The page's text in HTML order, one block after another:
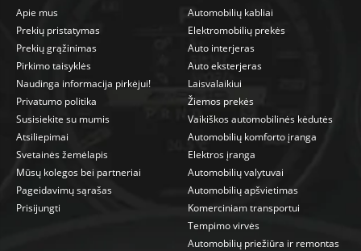
Apie mus
Prekių pristatymas
Prekių grąžinimas
Pirkimo taisyklės
Naudinga informacija pirkėjui!
Privatumo politika
Susisiekite su mumis
Atsiliepimai
Svetainės žemėlapis
Mūsų kolegos bei partneriai
Pageidavimų sąrašas
Prisijungti
Automobilių kabliai
Elektromobilių prekės
Auto interjeras
Auto eksterjeras
Laisvalaikiui
Žiemos prekės
Vaikiškos automobilinės kėdutės
Automobilių komforto įranga
Elektros įranga
Automobilių valytuvai
Automobilių apšvietimas
Komerciniam transportui
Tempimo virvės
Automobilių priežiūra ir remontas